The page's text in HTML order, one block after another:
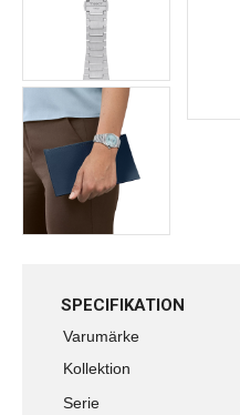
SPECIFIKATION
Varumärke
Kollektion
Serie